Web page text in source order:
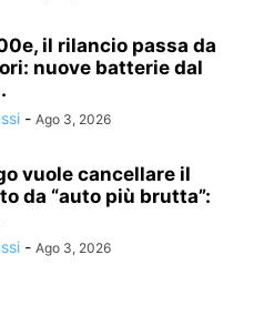
il rilancio passa da
nuove batterie dal
- Ago 3, 2026
vuole cancellare il
da “auto più brutta”:
- Ago 3, 2026